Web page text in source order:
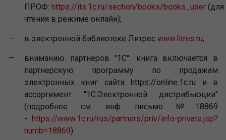
ПРОФ: https://its.1c.ru/section/books/books_user (для
чтения в режиме онлайн);
в электронной библиотеке Литрес www.litres.ru;
вниманию партнеров "1С": книга включается в
партнерскую программу по продажам
электронных книг сайта https://online.1c.ru и в
ассортимент "1С:Электронной дистрибьюции"
(подробнее см. инф. письмо №18869
- https://www.1c.ru/rus/partners/priv/info-private.jsp?
numb=18869).